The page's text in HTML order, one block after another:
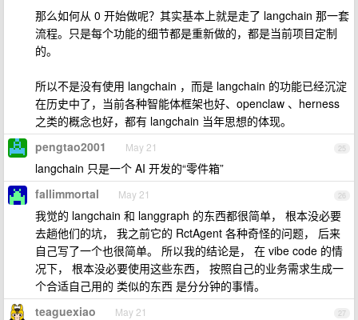
那么如何从 0 开始做呢？其实基本上就是走了 langchain 那一套
流程。只是每个功能的细节都是重新做的，都是当前项目定制
的。
所以不是没有使用 langchain ，而是 langchain 的功能已经沉淀
在历史中了，当前各种智能体框架也好、openclaw 、herness
之类的概念也好，都有 langchain 当年思想的体现。
25
pengtao2001 May 21
langchain 只是一个 AI 开发的“零件箱”
26
fallimmortal May 21
我觉的 langchain 和 langgraph 的东西都很简单， 根本没必要
去趟他们的坑， 我之前它的 RctAgent 各种奇怪的问题， 后来
自己写了一个也很简单。 所以我的结论是， 在 vibe code 的情
况下， 根本没必要使用这些东西， 按照自己的业务需求生成一
个合适自己用的 类似的东西 是分分钟的事情。
27
teaguexiao May 21